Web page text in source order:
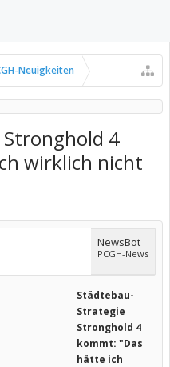
Neuigkeiten
4
wirklich nicht
NewsBot
PCGH-News
Städtebau-
Strategie
Stronghold 4
kommt: "Das
hätte ich